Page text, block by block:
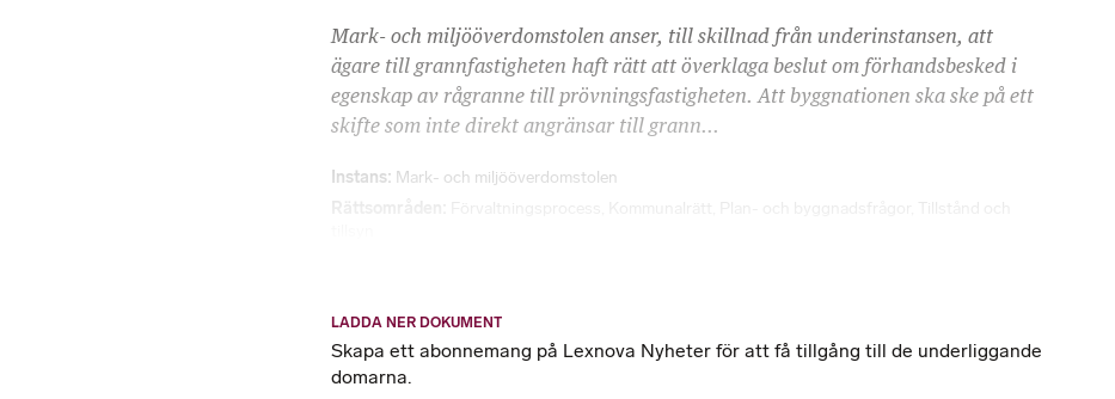
Mark- och miljööverdomstolen anser, till skillnad från underinstansen, att
ägare till grannfastigheten haft rätt att överklaga beslut om förhandsbesked i
egenskap av rågranne till prövningsfastigheten. Att byggnationen ska ske på ett
skifte som inte direkt angränsar till grann...
Instans Mark- och miljööverdomstolen
LADDA NER DOKUMENT
Skapa ett abonnemang på Lexnova Nyheter för att få tillgång till de underliggande
domarna.